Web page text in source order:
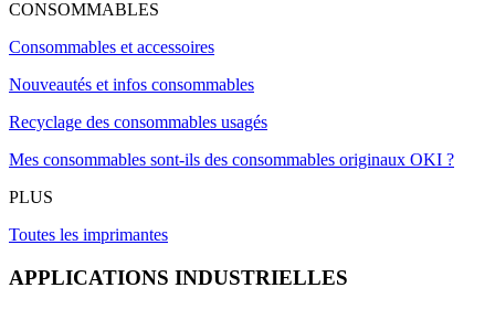
CONSOMMABLES
Consommables et accessoires
Nouveautés et infos consommables
Recyclage des consommables usagés
Mes consommables sont-ils des consommables originaux OKI ?
PLUS
Toutes les imprimantes
APPLICATIONS INDUSTRIELLES